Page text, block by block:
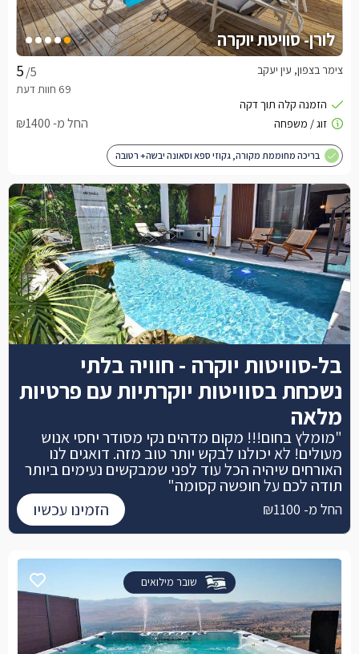
לורן- סוויטת יוקרה
/5 צימר בצפון, עין יעקב
החל מ- ₪1400
בריכה מחוממת מקורה, גקוזי ספא וסאונה יבשה+ רטובה
שובר מילואים
בל-סוויטות יוקרה - חוויה בלתי
נשכחת בסוויטות יוקרתיות עם פרטיות
מלאה
"מומלץ בחום!!! מקום מדהים נקי מסודר יחסי אנוש
מעולים! לא יכולנו לבקש יותר טוב מזה. דואגים לנו
האורחים שיהיה הכל עוד לפני שמבקשים נעימים ביותר
תודה לכם על חופשה קסומה"
החל מ- ₪1100 הזמינו עכשיו